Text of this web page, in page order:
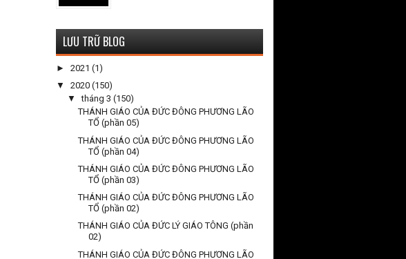
LƯU TRỮ BLOG
► 2021 (1)
▼ 2020 (150)
▼tháng 3 (150)
THÁNH GIÁO CỦA ĐỨC ĐÔNG PHƯƠNG LÃO
TỔ (phần 05)
THÁNH GIÁO CỦA ĐỨC ĐÔNG PHƯƠNG LÃO
TỔ (phần 04)
THÁNH GIÁO CỦA ĐỨC ĐÔNG PHƯƠNG LÃO
TỔ (phần 03)
THÁNH GIÁO CỦA ĐỨC ĐÔNG PHƯƠNG LÃO
TỔ (phần 02)
THÁNH GIÁO CỦA ĐỨC LÝ GIÁO TÔNG (phần
02)
THÁNH GIÁO CỦA ĐỨC ĐÔNG PHƯƠNG LÃO